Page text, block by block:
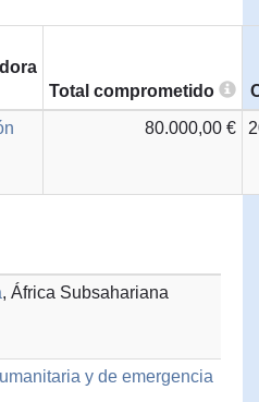
Total comprometido
80.000,00 €
, África Subsahariana
y de emergencia